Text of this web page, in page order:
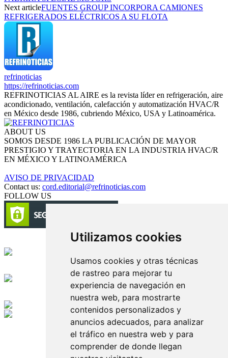
Utilizamos cookies
Usamos cookies y otras técnicas
de rastreo para mejorar tu
experiencia de navegación en
nuestra web, para mostrarte
contenidos personalizados y
anuncios adecuados, para analizar
el tráfico en nuestra web y para
comprender de donde llegan
Next articleFUENTES GROUP INCORPORA CAMIONES
REFRIGERADOS ELÉCTRICOS A SU FLOTA
refrinoticias
https://refrinoticias.com
REFRINOTICIAS AL AIRE es la revista líder en refrigeración, aire
acondicionado, ventilación, calefacción y automatización HVAC/R
en México desde 1986, cubriendo México, USA y Latinoamérica.
ABOUT US
SOMOS DESDE 1986 LA PUBLICACIÓN DE MAYOR
PRESTIGIO Y TRAYECTORIA EN LA INDUSTRIA HVAC/R
EN MÉXICO Y LATINOAMÉRICA
AVISO DE PRIVACIDAD
Contact us: cord.editorial@refrinoticias.com
FOLLOW US
Circulación certificada
Edición digital con tecnología
Playa Revolcadero 222 Col. Reforma Iztaccihuatl Norte C.P. 08810
CIUDAD DE MEXICO
Conmutador CIUDAD DE MEXICO (+52) 555 740 4476, 555 740